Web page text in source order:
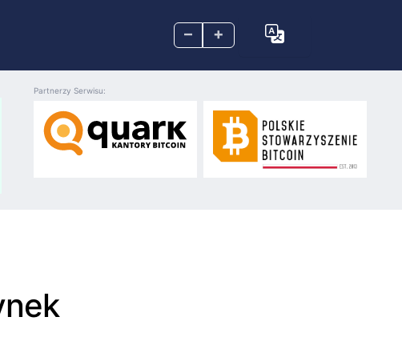
– +
Partnerzy Serwisu: